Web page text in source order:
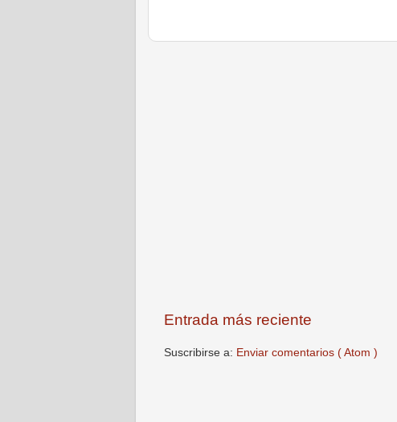
Entrada más reciente
Suscribirse a: Enviar comentarios ( Atom )